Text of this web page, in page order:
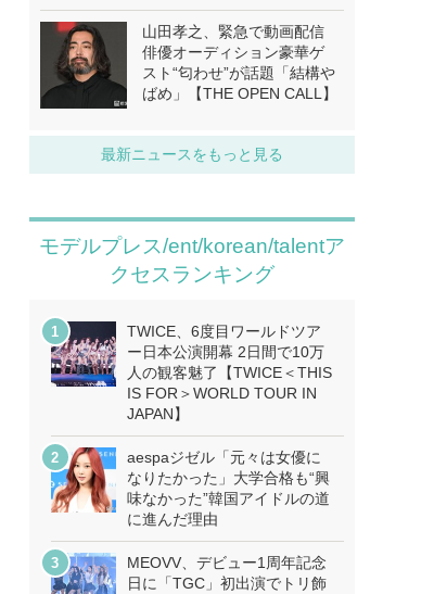
山田孝之、緊急で動画配信
俳優オーディション豪華ゲ
スト“匂わせ”が話題「結構や
ばめ」【THE OPEN CALL】
最新ニュースをもっと見る
モデルプレス/ent/korean/talentア
クセスランキング
TWICE、6度目ワールドツア
ー日本公演開幕 2日間で10万
人の観客魅了【TWICE＜THIS
IS FOR＞WORLD TOUR IN
JAPAN】
aespaジゼル「元々は女優に
なりたかった」大学合格も“興
味なかった”韓国アイドルの道
に進んだ理由
MEOVV、デビュー1周年記念
日に「TGC」初出演でトリ飾